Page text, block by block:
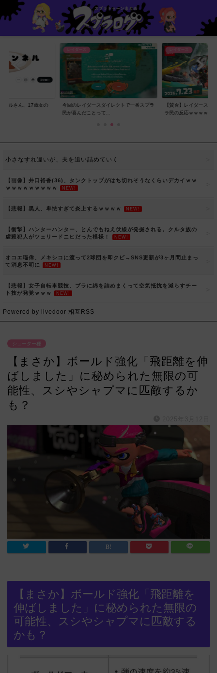
ネルさん、17歳女の
レイダース
今回のレイダースダイレクトで一番スプラ
民が喜んだことって...
レイダース
【賛否】レイダースダ
ラ民の反応ｗｗｗｗ...
小さなすれ違いが、夫を追い詰めていく
【画像】井口裕香(36)、タンクトップがはち切れそうなくらいデカイｗｗ
ｗｗｗｗｗｗｗｗｗ
NEW!
【悲報】黒人、卑怯すぎて炎上するｗｗｗｗ NEW!
【衝撃】ハンターハンター、とんでもねえ伏線が発掘される。クルタ族の
虐殺犯人がツェリードニヒだった模様！
NEW!
オコエ瑠偉、メキシコに渡って2球団を即クビ→SNS更新が3ヶ月間止まっ
て消息不明に
NEW!
【悲報】女子自転車競技、ブラに綿を詰めまくって空気抵抗を減らすチー
ト技が発覚ｗｗｗ
NEW!
Powered by livedoor 相互RSS
シューター種
【まさか】ボールド強化「飛距離を伸
ばしました」に秘められた無限の可
能性、スシやシャプマに匹敵するか
も？
【まさか】ボールド強化「飛距離を
伸ばしました」に秘められた無限の
可能性、スシやシャプマに匹敵する
かも？